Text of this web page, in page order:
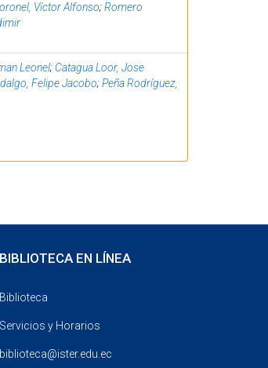
Víctor Alfonso;Romero
Leonel; Catagua Loor, Jose
Felipe Jacobo;Peña Rodríguez,
BIBLIOTECA EN LÍNEA
Biblioteca
Servicios y Horarios
biblioteca@ister.edu.ec